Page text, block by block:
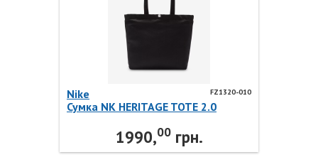
FZ1320-010
Nike
Сумка NK HERITAGE TOTE 2.0
1990,00грн.